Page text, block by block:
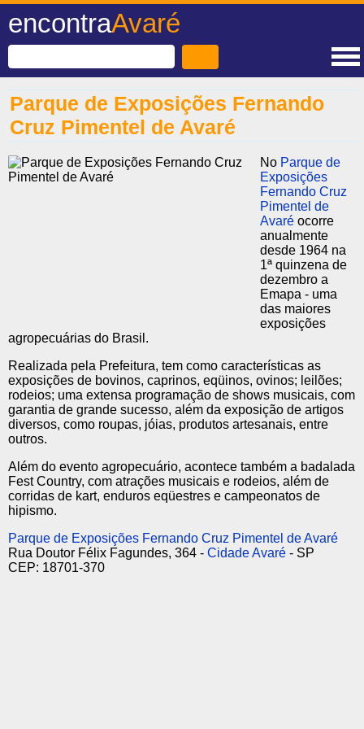
encontraAvaré
Parque de Exposições Fernando
Cruz Pimentel de Avaré
No Parque de
Exposições
Fernando Cruz
Pimentel de
Avaré ocorre
anualmente
desde 1964 na
1ª quinzena de
dezembro a
Emapa - uma
das maiores
exposições
agropecuárias do Brasil.
Realizada pela Prefeitura, tem como características as
exposições de bovinos, caprinos, eqüinos, ovinos; leilões;
rodeios; uma extensa programação de shows musicais, com
garantia de grande sucesso, além da exposição de artigos
diversos, como roupas, jóias, produtos artesanais, entre
outros.
Além do evento agropecuário, acontece também a badalada
Fest Country, com atrações musicais e rodeios, além de
corridas de kart, enduros eqüestres e campeonatos de
hipismo.
Parque de Exposições Fernando Cruz Pimentel de Avaré
Rua Doutor Félix Fagundes, 364 - Cidade Avaré - SP
CEP: 18701-370